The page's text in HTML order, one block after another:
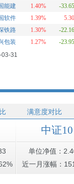
能建 1.40% -
软件 1.39%
铁路 1.30% -
包装 1.27% -
03-31
满意度对比
中证10
单位净值：
近一月涨幅：